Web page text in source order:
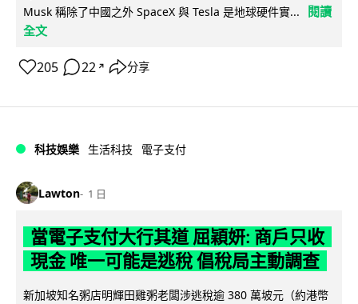
Musk 稱除了中國之外 SpaceX 與 Tesla 是地球硬件實...
閱讀
全文
205 22 ↗ 分享
科技娛樂 生活科技 電子支付
Lawton 1 日
當電子支付大行其道 屈穎妍: 商戶只收
現金 唯一可能是逃稅 倡稅局主動調查
新加坡知名粥店明輝田雞粥老闆涉逃稅逾 380 萬坡元（約港幣